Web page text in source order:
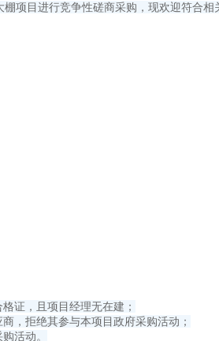
项目进行竞争性磋商采购，现欢迎符合相
证，且项目经理无在建；
，拒绝其参与本项目政府采购活动；
活动。